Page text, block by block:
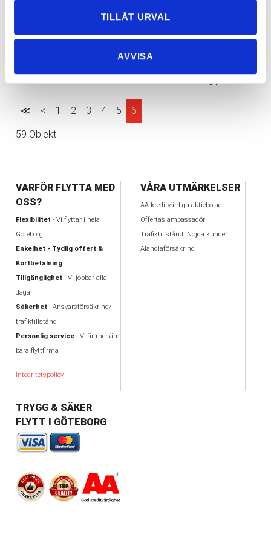
TILLÅT URVAL
AVVISA
Fler och fler väljer oss för sin flytt i Göteborg!
Ska du flytta nu i vår? – Låt oss fixa din flytt i 2017-03-
01
≪ < 1 2 3 4 5 6
59 Objekt
VARFÖR FLYTTA MED
OSS?
Flexibilitet - Vi flyttar i hela
Göteborg
Enkelhet - Tydlig offert &
Kortbetalning
Tillgänglighet - Vi jobbar alla
dagar
Säkerhet - Ansvarsförsäkring/
trafiktillstånd
Personlig service- Vi är mer än
bara flyttfirma
Integritetspolicy
VÅRA UTMÄRKELSER
AA kreditvärdiga aktiebolag
Offertas ambassadör
Trafiktillstånd, Nöjda kunder
Alandiaförsäkring
TRYGG & SÄKER
FLYTT I GÖTEBORG